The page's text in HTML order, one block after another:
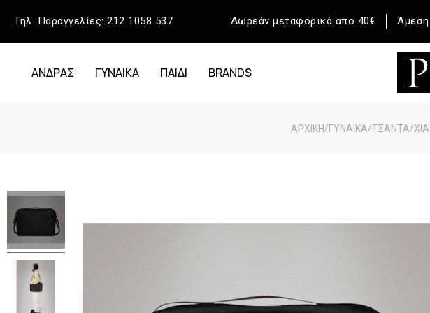
Τηλ. Παραγγελίες: 212 1058 537 Δωρεάν μεταφορικά απο 40€
ΑΝΔΡΑΣ ΓΥΝΑΙΚΑ ΠΑΙΔΙ BRANDS
ΑΡΧΙΚΉ/ΓΥΝΑΙΚΑ/ΤΣΑΝΤΑ/